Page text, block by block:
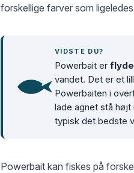
forskellige farver som
VIDSTE DU?
Powerbait er
vandet. Det er et
Powerbaiten i
lade agnet stå
typisk det bedste
Powerbait kan fiskes på